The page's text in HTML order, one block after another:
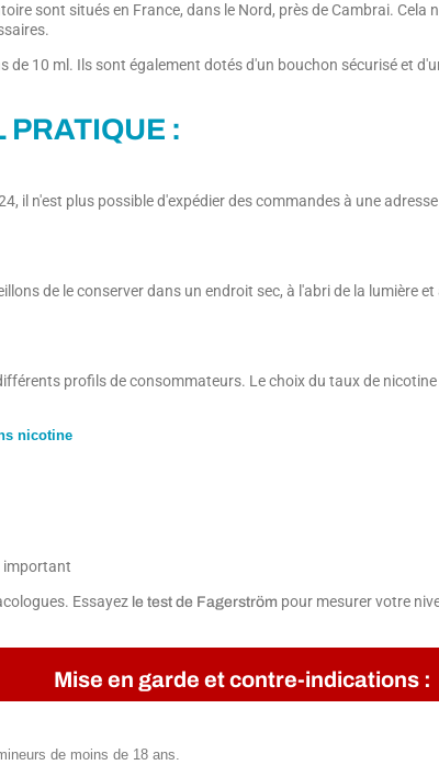
sont situés en France, dans le Nord, près de Cambrai. Cela
10 ml. Ils sont également dotés d'un bouchon sécurisé et
PRATIQUE :
il n'est plus possible d'expédier des commandes à une
de le conserver dans un endroit sec, à l'abri de la lumière
profils de consommateurs. Le choix du taux de
nicotine
important
Essayez le test de Fagerström pour mesurer votre
Mise en garde et contre-indications :
de moins de 18 ans.